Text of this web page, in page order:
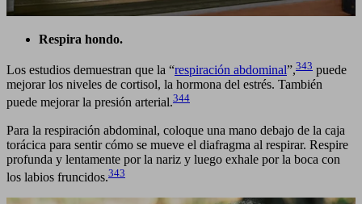
Respira hondo.
Los estudios demuestran que la “respiración abdominal”,343 puede
mejorar los niveles de cortisol, la hormona del estrés. También
puede mejorar la presión arterial.344
Para la respiración abdominal, coloque una mano debajo de la caja
torácica para sentir cómo se mueve el diafragma al respirar. Respire
profunda y lentamente por la nariz y luego exhale por la boca con
los labios fruncidos.343